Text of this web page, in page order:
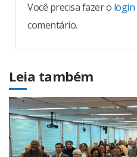
Você precisa fazer o login
comentário.
Leia também